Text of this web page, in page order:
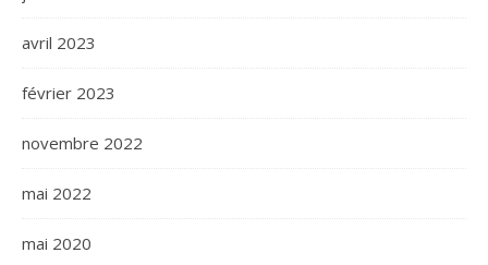
avril 2023
février 2023
novembre 2022
mai 2022
mai 2020